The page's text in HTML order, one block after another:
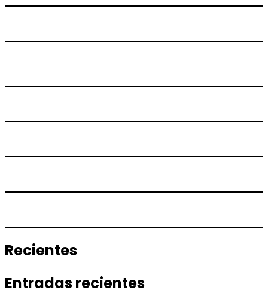
Recientes
Entradas recientes